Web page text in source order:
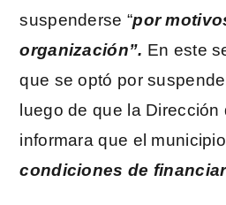
suspenderse “por
organización”. En este
que se optó por
luego de que la Dirección
informara que el municipio
condiciones de